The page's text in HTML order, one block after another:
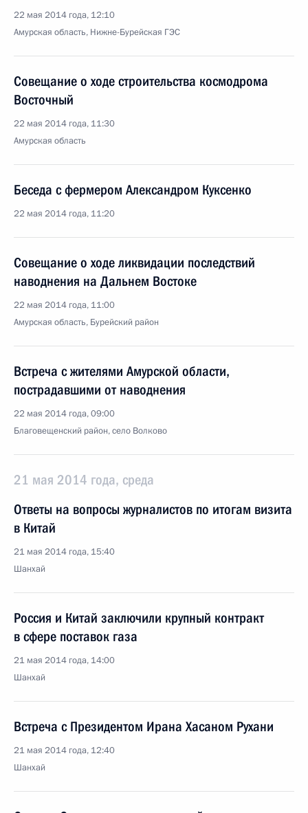
22 мая 2014 года, 12:10
Амурская область, Нижне-Бурейская ГЭС
Совещание о ходе строительства космодрома
Восточный
22 мая 2014 года, 11:30
Амурская область
Беседа с фермером Александром Куксенко
22 мая 2014 года, 11:20
Совещание о ходе ликвидации последствий
наводнения на Дальнем Востоке
22 мая 2014 года, 11:00
Амурская область, Бурейский район
Встреча с жителями Амурской области,
пострадавшими от наводнения
22 мая 2014 года, 09:00
Благовещенский район, село Волково
21 мая 2014 года, среда
Ответы на вопросы журналистов по итогам визита
в Китай
21 мая 2014 года, 15:40
Шанхай
Россия и Китай заключили крупный контракт
в сфере поставок газа
21 мая 2014 года, 14:00
Шанхай
Встреча с Президентом Ирана Хасаном Рухани
21 мая 2014 года, 12:40
Шанхай